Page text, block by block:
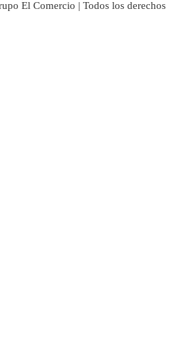
El Comercio | Todos los derechos